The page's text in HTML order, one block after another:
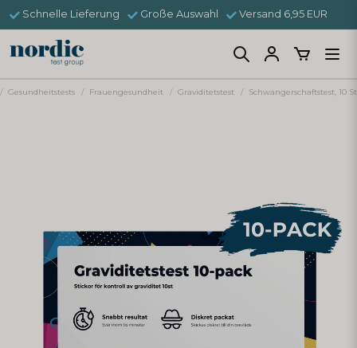
Schnelle Lieferung Große Auswahl Versand 6,95 EUR
Gesundheitstests Frauengesundheit Graviditetstest Schwangerschaftstest, 10